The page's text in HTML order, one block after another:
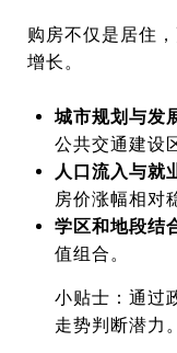
购房不仅是居住
增长。
城市规划与发
公共交通建设
人口流入与就
房价涨幅相对
学区和地段结
值组合。
小贴士：通过
走势判断潜力。